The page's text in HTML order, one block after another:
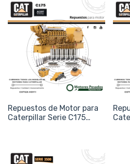
Repuestos de Motor para
Caterpillar Serie C175